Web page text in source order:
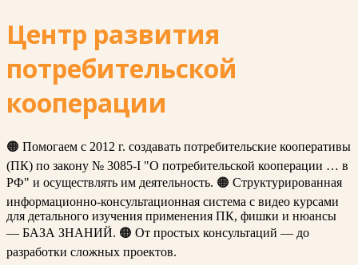
Центр развития
потребительской
кооперации
🟠 Помогаем с 2012 г. создавать потребительские кооперативы
(ПК) по закону № 3085-I "О потребительской кооперации … в
РФ" и осуществлять им деятельность. 🟠 Структурированная
информационно-консультационная система с видео курсами
для детального изучения применения ПК, фишки и нюансы
— БАЗА ЗНАНИЙ. 🟠 От простых консультаций — до
разработки сложных проектов.